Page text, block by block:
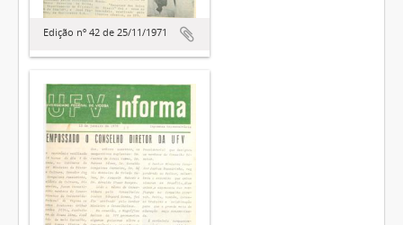
Edição nº 42 de 25/11/1971